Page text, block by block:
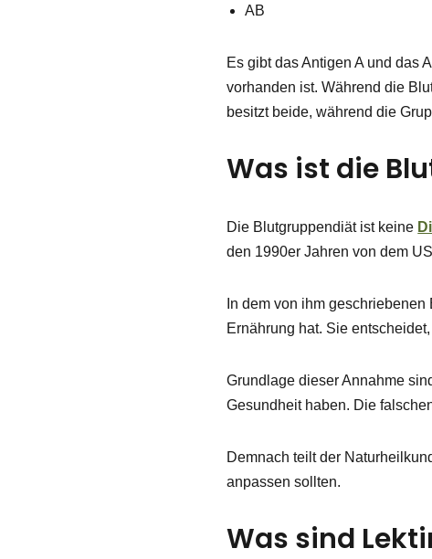
AB
Es gibt das Antigen A und das
vorhanden ist. Während die
besitzt beide, während die
Was ist die
Die Blutgruppendiät ist keine
den 1990er Jahren von dem
In dem von ihm
Ernährung hat. Sie
Grundlage dieser Annahme
Gesundheit haben. Die
Demnach teilt der
anpassen sollten.
Was sind